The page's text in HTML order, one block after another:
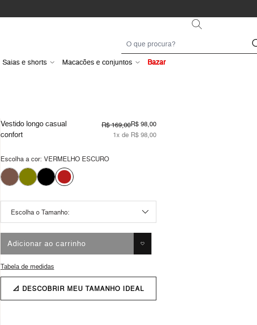
Saias e shorts Macacões e conjuntos Bazar
Vestido longo casual
confort
R$ 169,00R$ 98,00
1x de R$ 98,00
Escolha a cor: VERMELHO ESCURO
Adicionar ao carrinho
Tabela de medidas
📐 DESCOBRIR MEU TAMANHO IDEAL